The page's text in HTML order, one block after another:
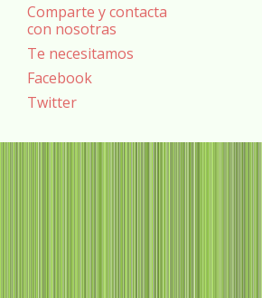
Comparte y contacta
con nosotras
Te necesitamos
Facebook
Twitter